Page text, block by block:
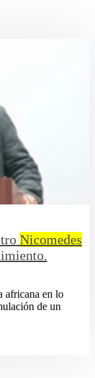
Nicomedes
africana en lo
de un